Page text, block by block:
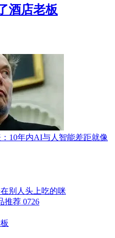
酒店老板
10年内AI与人智能差距就像
别人头上吃的咪
推荐 0726